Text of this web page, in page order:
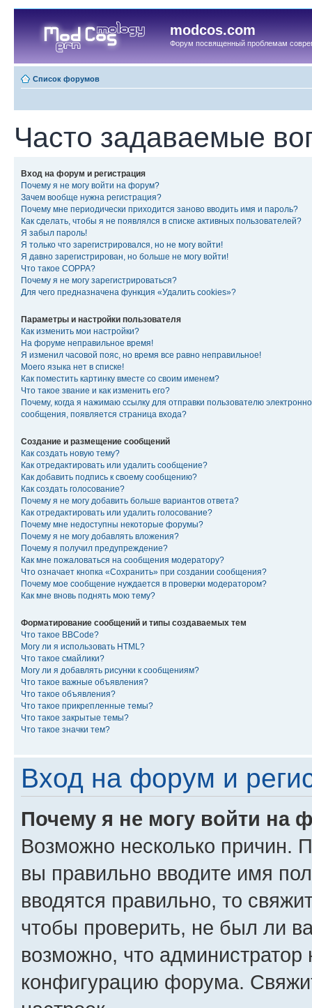
modcos.com
Форум посвященный проблемам
Список форумов
Часто задаваемые
Вход на форум и регистрация
Почему я не могу войти на форум?
Зачем вообще нужна регистрация?
Почему мне периодически приходится заново вводить имя и пароль?
Как сделать, чтобы я не появлялся в списке активных пользователей?
Я забыл пароль!
Я только что зарегистрировался, но не могу войти!
Я давно зарегистрирован, но больше не могу войти!
Что такое COPPA?
Почему я не могу зарегистрироваться?
Для чего предназначена функция «Удалить cookies»?
Параметры и настройки пользователя
Как изменить мои настройки?
На форуме неправильное время!
Я изменил часовой пояс, но время все равно неправильное!
Моего языка нет в списке!
Как поместить картинку вместе со своим именем?
Что такое звание и как изменить его?
Почему, когда я нажимаю ссылку для отправки пользователю
сообщения, появляется страница входа?
Создание и размещение сообщений
Как создать новую тему?
Как отредактировать или удалить сообщение?
Как добавить подпись к своему сообщению?
Как создать голосование?
Почему я не могу добавить больше вариантов ответа?
Как отредактировать или удалить голосование?
Почему мне недоступны некоторые форумы?
Почему я не могу добавлять вложения?
Почему я получил предупреждение?
Как мне пожаловаться на сообщения модератору?
Что означает кнопка «Сохранить» при создании сообщения?
Почему мое сообщение нуждается в проверки модератором?
Как мне вновь поднять мою тему?
Форматирование сообщений и типы создаваемых тем
Что такое BBCode?
Могу ли я использовать HTML?
Что такое смайлики?
Могу ли я добавлять рисунки к сообщениям?
Что такое важные объявления?
Что такое объявления?
Что такое прикрепленные темы?
Что такое закрытые темы?
Что такое значки тем?
Вход на форум и
Почему я не могу войти на
Возможно несколько причин.
вы правильно вводите имя
вводятся правильно, то
чтобы проверить, не был ли
возможно, что администратор
конфигурацию форума.